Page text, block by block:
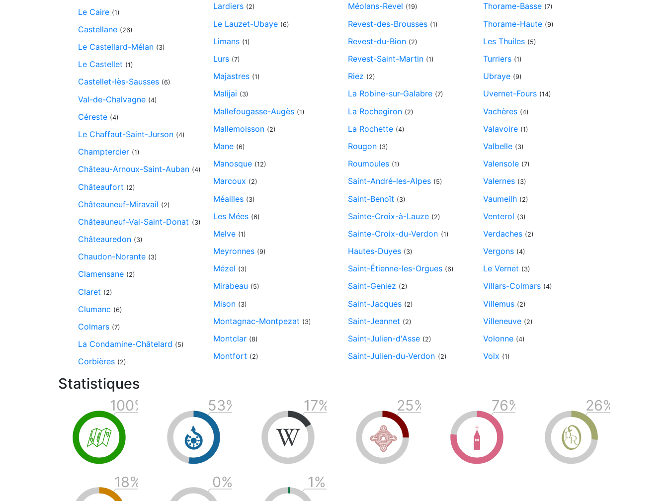
Le Caire (1)
Castellane (26)
Le Castellard-Mélan (3)
Le Castellet (1)
Castellet-lès-Sausses (6)
Val-de-Chalvagne (4)
Céreste (4)
Le Chaffaut-Saint-Jurson (4)
Champtercier (1)
Château-Arnoux-Saint-Auban (4)
Châteaufort (2)
Châteauneuf-Miravail (2)
Châteauneuf-Val-Saint-Donat (3)
Châteauredon (3)
Chaudon-Norante (3)
Clamensane (2)
Claret (2)
Clumanc (6)
Colmars (7)
La Condamine-Châtelard (5)
Corbières (2)
Lardiers (2)
Le Lauzet-Ubaye (6)
Limans (1)
Lurs (7)
Majastres (1)
Malijai (3)
Mallefougasse-Augès (1)
Mallemoisson (2)
Mane (6)
Manosque (12)
Marcoux (2)
Méailles (3)
Les Mées (6)
Melve (1)
Meyronnes (9)
Mézel (3)
Mirabeau (5)
Mison (3)
Montagnac-Montpezat (3)
Montclar (8)
Montfort (2)
Méolans-Revel (19)
Revest-des-Brousses (1)
Revest-du-Bion (2)
Revest-Saint-Martin (1)
Riez (2)
La Robine-sur-Galabre (7)
La Rochegiron (2)
La Rochette (4)
Rougon (3)
Roumoules (1)
Saint-André-les-Alpes (5)
Saint-Benoît (3)
Sainte-Croix-à-Lauze (2)
Sainte-Croix-du-Verdon (1)
Hautes-Duyes (3)
Saint-Étienne-les-Orgues (6)
Saint-Geniez (2)
Saint-Jacques (2)
Saint-Jeannet (2)
Saint-Julien-d'Asse (2)
Saint-Julien-du-Verdon (2)
Thorame-Basse (7)
Thorame-Haute (9)
Les Thuiles (5)
Turriers (1)
Ubraye (9)
Uvernet-Fours (14)
Vachères (4)
Valavoire (1)
Valbelle (3)
Valensole (7)
Valernes (3)
Vaumeilh (2)
Venterol (3)
Verdaches (2)
Vergons (4)
Le Vernet (3)
Villars-Colmars (4)
Villemus (2)
Villeneuve (2)
Volonne (4)
Volx (1)
Statistiques
m
100%
c
53%
w
17%
p
25%
l
76%
o
26%
18% 0% 1%